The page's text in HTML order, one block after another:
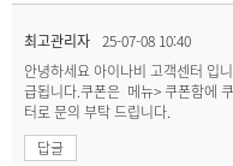
최고관리자 25-07-08 10:40
안녕하세요 아이나비 고객센터 입
급됩니다.쿠폰은 메뉴> 쿠폰함에
터로 문의 부탁 드립니다.
답글